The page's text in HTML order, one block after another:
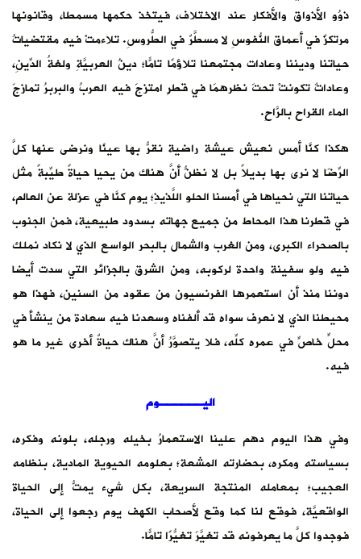
ذوُو الأذواق والأفكار عند الاختلاف، فيتخذ حكمها مسمطا، وقانونها
مرتكزٌ في أعماق النُّفوسِ لا مسطَّرٌ في الطُّروسِ. تلاءمتْ فيه مقتضياتُ
حياتنا وديننا وعادات مجتمعنا تلاؤمًا تامًّا؛ دينُ العربيَّةِ ولغةُ الدِّينِ،
وعاداتٌ تكونتْ تحتَ نظرهمَا في قطرٍ امتزجَ فيه العربُ والبربرُ تمازجَ
الماء القراح بالرَّاحِ.
هكذا كنَّا أمس نعيش عيشة راضية نقرُّ بها عينًا ونرضى عنها كلَّ
الرِّضَا لا نرى بها بديلاً بل لا نظنُّ أنَّ هناك من يحيا حياةً طيِّبةً مثل
حياتنا التي نحياها في أمسنا الحلو اللَّذيذِ؛ يوم كنَّا في عزلة عن العالم،
في قطرنا هذا المحاط من جميع جهاته بسدود طبيعية، فمن الجنوب
بالصحراء الكبرى، ومن الغرب والشمال بالبحر الواسع الذي لا نكاد نملك
فيه ولو سفينة واحدة لركوبه، ومن الشرق بالجزائر التي سدت أيضا
دوننا منذ أن استعمرها الفرنسيون من عقود من السنين، فهذا هو
محيطنا الذي لا نعرف سواه قد ألفناه وسعدنا فيه سعادة من ينشأ في
محلٍّ خاصٍّ في عمره كلِّه، فلا يتصوَّرُ أنَّ هناك حياةٌ أخرى غير ما هو
فيه.
اليــــــوم
وفي هذا اليوم دهم علينا الاستعمارُ بخيله ورجله، بلونه وفكره،
بسياسته ومكره، بحضارته المشعة؛ بعلومه الحيوية المادية، بنظامه
العجيب؛ بمعامله المنتجة السريعة، بكل شيء يمتُّ إلى الحياة
الواقعيَّة، فوقع لنا كما وقع لأصحاب الكهف يوم رجعوا إلى الحياة،
فوجدوا كلَّ ما يعرفونه قد تغيَّرَ تغيُّرًا تامًّا.